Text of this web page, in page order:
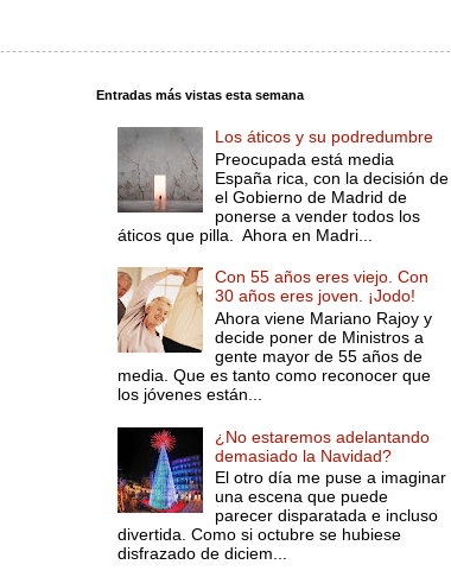
Entradas más vistas esta semana
Los áticos y su podredumbre
Preocupada está media
España rica, con la decisión de
el Gobierno de Madrid de
ponerse a vender todos los
áticos que pilla. Ahora en Madri...
Con 55 años eres viejo. Con
30 años eres joven. ¡Jodo!
Ahora viene Mariano Rajoy y
decide poner de Ministros a
gente mayor de 55 años de
media. Que es tanto como reconocer que
los jóvenes están...
¿No estaremos adelantando
demasiado la Navidad?
El otro día me puse a imaginar
una escena que puede
parecer disparatada e incluso
divertida. Como si octubre se hubiese
disfrazado de diciem...